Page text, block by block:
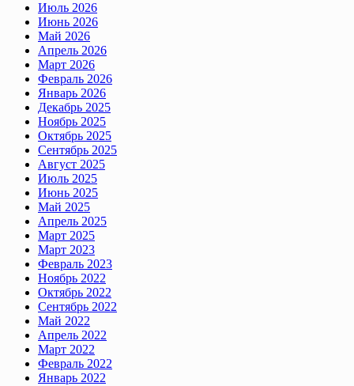
Июль 2026
Июнь 2026
Май 2026
Апрель 2026
Март 2026
Февраль 2026
Январь 2026
Декабрь 2025
Ноябрь 2025
Октябрь 2025
Сентябрь 2025
Август 2025
Июль 2025
Июнь 2025
Май 2025
Апрель 2025
Март 2025
Март 2023
Февраль 2023
Ноябрь 2022
Октябрь 2022
Сентябрь 2022
Май 2022
Апрель 2022
Март 2022
Февраль 2022
Январь 2022